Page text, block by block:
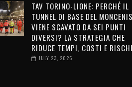
TAV TORINO-LIONE: PERCHÉ IL
TUNNEL DI BASE DEL
VIENE SCAVATO DA SEI PUNTI
DIVERSI? LA STRATEGIA CHE
RIDUCE TEMPI, COSTI E RISCHI
JULY 23, 2026